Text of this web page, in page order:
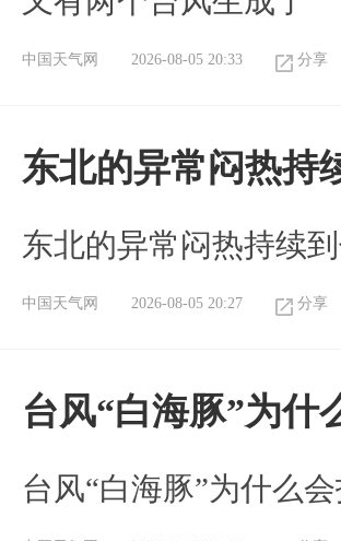
中国天气网 2026-08-05 20:33 分享
东北的异常闷热持
东北的异常闷热持续
中国天气网 2026-08-05 20:27 分享
台风“白海豚”为什
台风“白海豚”为什么